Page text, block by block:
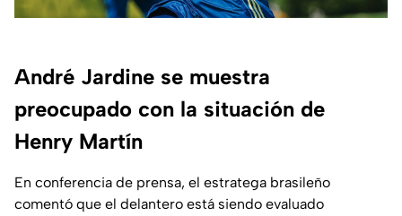
André Jardine se muestra
preocupado con la situación de
Henry Martín
En conferencia de prensa, el estratega brasileño
comentó que el delantero está siendo evaluado